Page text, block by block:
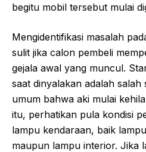
begitu mobil tersebut mulai
Mengidentifikasi masalah
sulit jika calon pembeli
gejala awal yang muncul.
saat dinyalakan adalah salah
umum bahwa aki mulai
itu, perhatikan pula kondisi
lampu kendaraan, baik
maupun lampu interior. Jika